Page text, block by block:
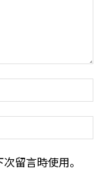
留言時使用。